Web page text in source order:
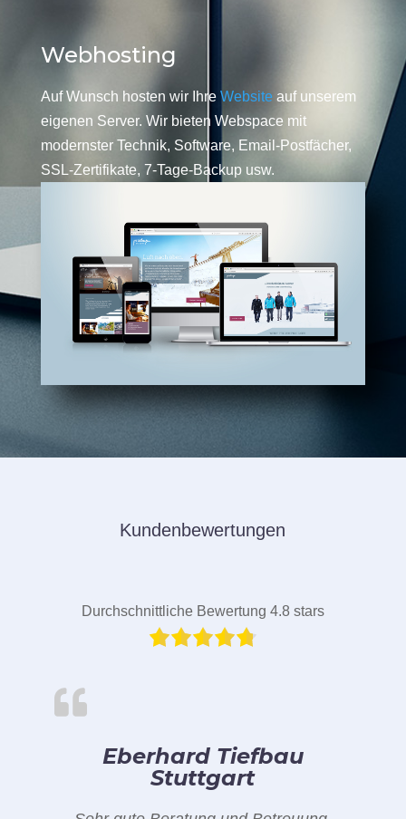
Webhosting
Auf Wunsch hosten wir Ihre Website auf unserem
eigenen Server. Wir bieten Webspace mit
modernster Technik, Software, Email-Postfächer,
SSL-Zertifikate, 7-Tage-Backup usw.
Kundenbewertungen
Durchschnittliche Bewertung 4.8 stars
Eberhard Tiefbau
Stuttgart